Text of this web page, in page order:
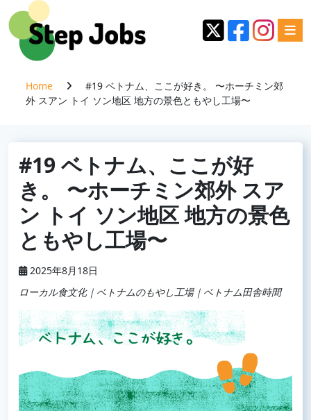
Home
#19 ベトナム、ここが好き。 〜ホーチミン郊
外 スアン トイ ソン地区 地方の景色ともやし工場〜
#19 ベトナム、ここが好
き。 〜ホーチミン郊外 スア
ン トイ ソン地区 地方の景色
ともやし工場〜
2025年8月18日
ローカル食文化｜ベトナムのもやし工場｜ベトナム田舎時間